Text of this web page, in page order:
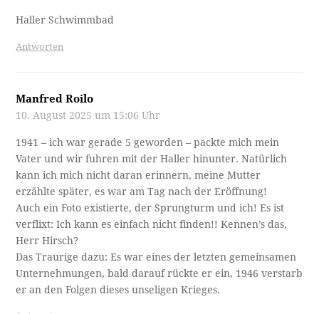
Haller Schwimmbad
Antworten
Manfred Roilo
10. August 2025 um 15:06 Uhr
1941 – ich war gerade 5 geworden – packte mich mein
Vater und wir fuhren mit der Haller hinunter. Natürlich
kann ich mich nicht daran erinnern, meine Mutter
erzählte später, es war am Tag nach der Eröffnung!
Auch ein Foto existierte, der Sprungturm und ich! Es ist
verflixt: Ich kann es einfach nicht finden!! Kennen’s das,
Herr Hirsch?
Das Traurige dazu: Es war eines der letzten gemeinsamen
Unternehmungen, bald darauf rückte er ein, 1946 verstarb
er an den Folgen dieses unseligen Krieges.